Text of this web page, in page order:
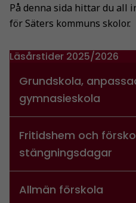
På denna sida hittar du all
för Säters kommuns skolor.
Läsårstider 2025/2026
Grundskola,
gymnasieskola
Fritidshem och
stängningsdagar
Allmän förskola